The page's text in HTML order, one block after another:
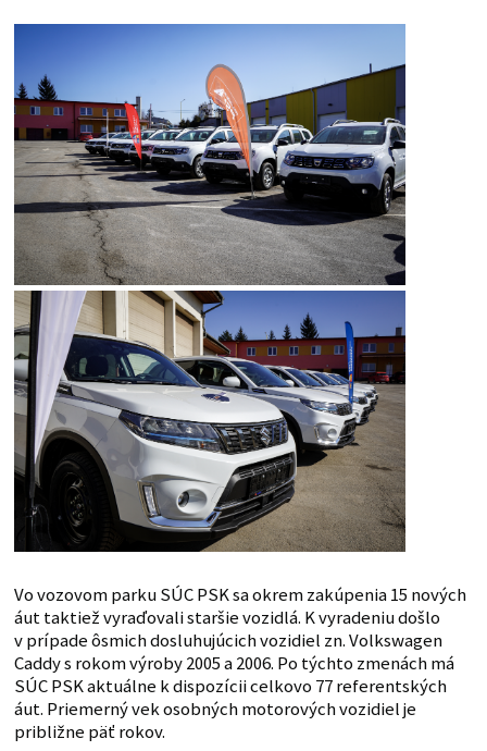
Vo vozovom parku SÚC PSK sa okrem zakúpenia 15 nových
áut taktiež vyraďovali staršie vozidlá. K vyradeniu došlo
v prípade ôsmich dosluhujúcich vozidiel zn. Volkswagen
Caddy s rokom výroby 2005 a 2006. Po týchto zmenách má
SÚC PSK aktuálne k dispozícii celkovo 77 referentských
áut. Priemerný vek osobných motorových vozidiel je
približne päť rokov.